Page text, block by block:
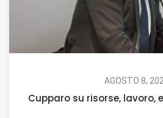
AGOSTO 8,
Cupparo su risorse, lavoro,